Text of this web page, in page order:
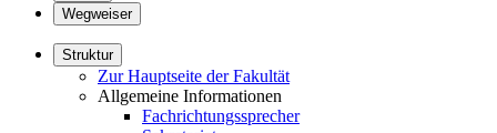
Wegweiser
Struktur
Zur Hauptseite der Fakultät
Allgemeine Informationen
Fachrichtungssprecher